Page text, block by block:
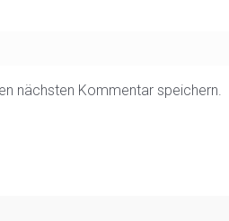
nächsten Kommentar speichern.